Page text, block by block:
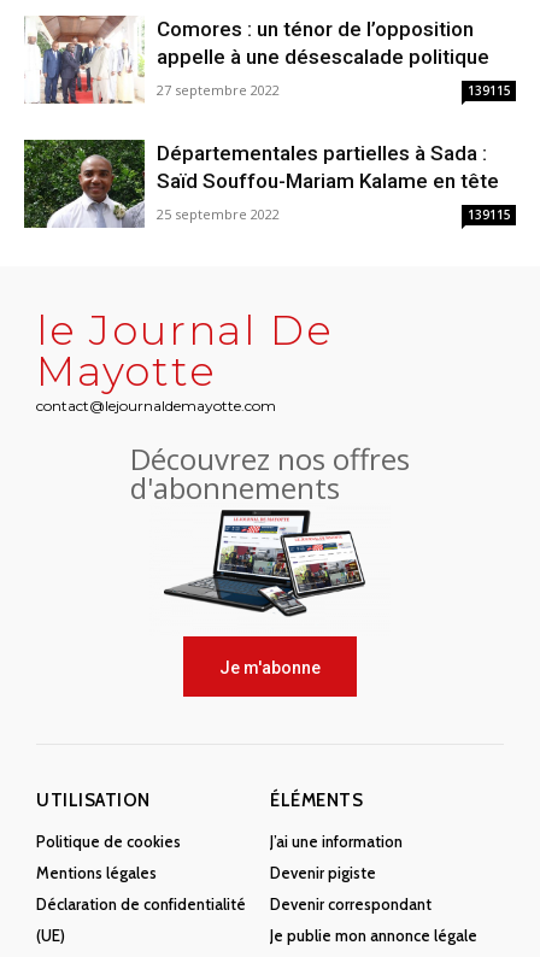
Comores : un ténor de l’opposition
appelle à une désescalade politique
27 septembre 2022 139115
Départementales partielles à Sada :
Saïd Souffou-Mariam Kalame en tête
25 septembre 2022 139115
le Journal De
Mayotte
contact@lejournaldemayotte.com
Découvrez nos offres
d'abonnements
Je m'abonne
UTILISATION
Politique de cookies
Mentions légales
Déclaration de confidentialité
(UE)
ÉLÉMENTS
J’ai une information
Devenir pigiste
Devenir correspondant
Je publie mon annonce légale